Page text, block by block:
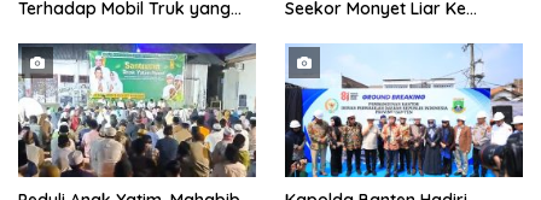
Terhadap Mobil Truk yang
Tanggerang Kota
Seekor Monyet Liar Ke